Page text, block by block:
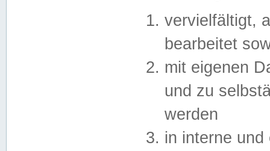
vervielfältigt,
bearbeitet
mit eigenen
und zu
werden
in interne